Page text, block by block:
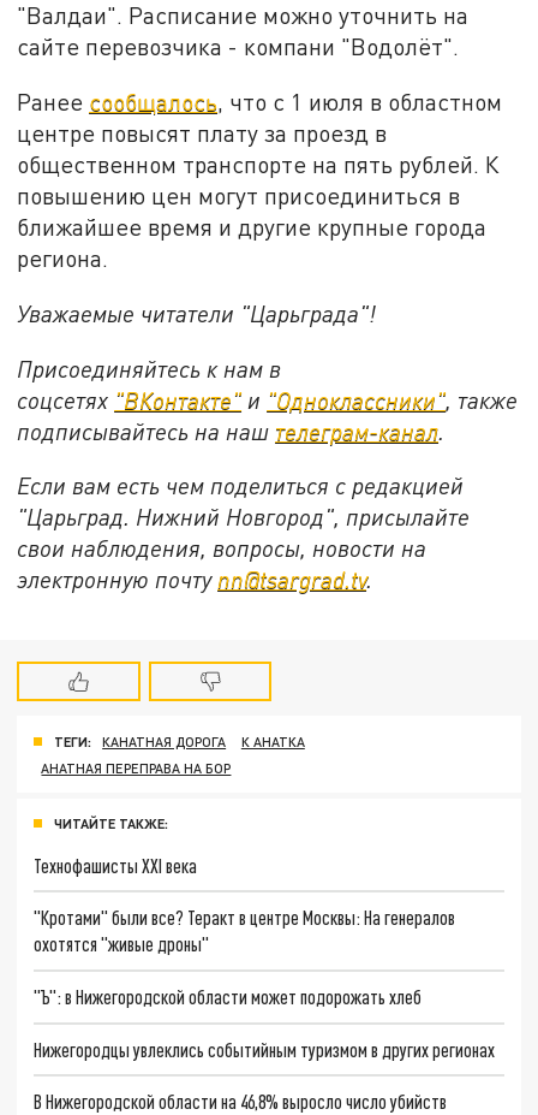
"Валдаи". Расписание можно уточнить на
сайте перевозчика - компани "Водолёт".
Ранее сообщалось, что с 1 июля в областном
центре повысят плату за проезд в
общественном транспорте на пять рублей. К
повышению цен могут присоединиться в
ближайшее время и другие крупные города
региона.
Уважаемые читатели "Царьграда"!
Присоединяйтесь к нам в
соцсетях "ВКонтакте" и "Одноклассники" , также
подписывайтесь на наш телеграм-канал
Если вам есть чем поделиться с редакцией
"Царьград. Нижний Новгород", присылайте
свои наблюдения, вопросы, новости на
электронную почту nn@tsargrad.tv.
ТЕГИ: КАНАТНАЯ ДОРОГА
К АНАТКА
АНАТНАЯ ПЕРЕПРАВА НА БОР
ЧИТАЙТЕ ТАКЖЕ:
Технофашисты XXI века
"Кротами" были все? Теракт в центре Москвы: На генералов
охотятся "живые дроны"
"Ъ": в Нижегородской области может подорожать хлеб
Нижегородцы увлеклись событийным туризмом в других регионах
В Нижегородской области на 46,8% выросло число убийств